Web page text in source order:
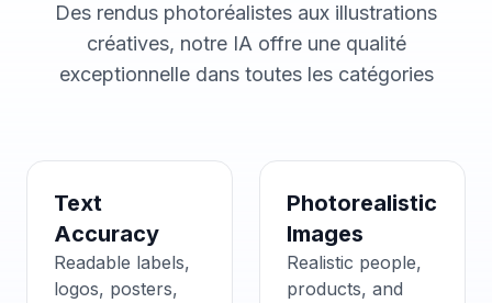
Des rendus photoréalistes aux illustrations
créatives, notre IA offre une qualité
exceptionnelle dans toutes les catégories
Text
Accuracy
Readable labels,
logos, posters,
Photorealistic
Images
Realistic people,
products, and